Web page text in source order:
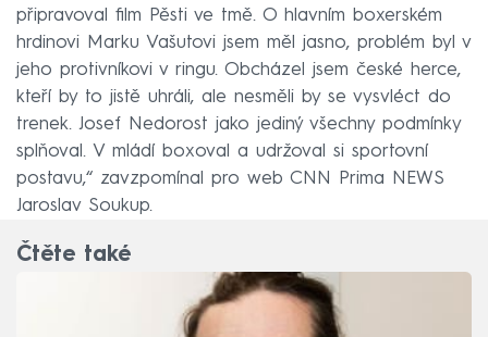
připravoval film Pěsti ve tmě. O hlavním boxerském
hrdinovi Marku Vašutovi jsem měl jasno, problém byl v
jeho protivníkovi v ringu. Obcházel jsem české herce,
kteří by to jistě uhráli, ale nesměli by se vysvléct do
trenek. Josef Nedorost jako jediný všechny podmínky
splňoval. V mládí boxoval a udržoval si sportovní
postavu,“ zavzpomínal pro web CNN Prima NEWS
Jaroslav Soukup.
Čtěte také